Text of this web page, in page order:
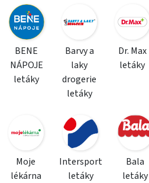
BENE
NÁPOJE
letáky
Barvy a
laky
drogerie
letáky
Dr. Max
letáky
Moje
lékárna
Intersport
letáky
Bala
letáky